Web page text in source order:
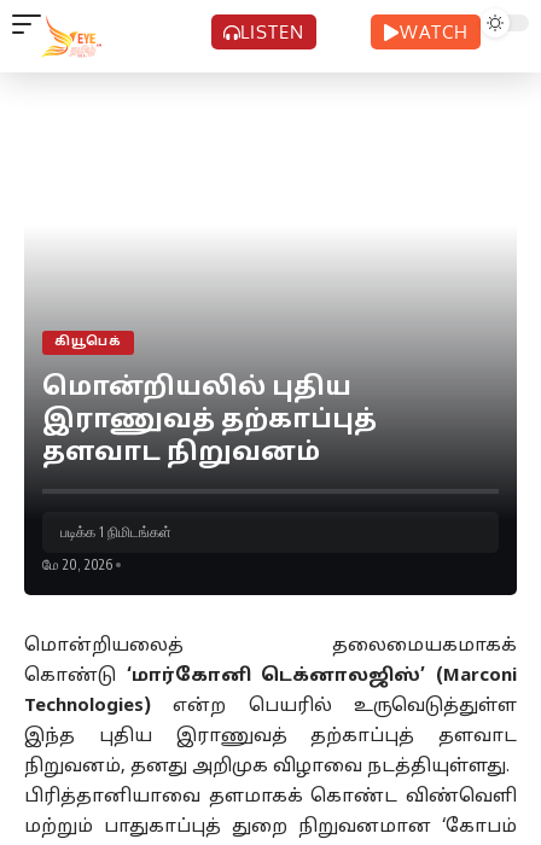
LISTEN WATCH
கியூபெக்
மொன்றியலில் புதிய
இராணுவத் தற்காப்புத்
தளவாட நிறுவனம்
மே 20, 2026
படிக்க 1 நிமிடங்கள்
மொன்றியலைத் தலைமையகமாகக்
கொண்டு ‘மார்கோனி டெக்னாலஜிஸ்’ (Marconi
Technologies) என்ற பெயரில் உருவெடுத்துள்ள
இந்த புதிய இராணுவத்தற்காப்புத் தளவாட
நிறுவனம், தனது அறிமுக விழாவை நடத்தியுள்ளது.
பிரித்தானியாவை தளமாகக் கொண்ட விண்வெளி
மற்றும் பாதுகாப்புத் துறை நிறுவனமான ‘கோபம்